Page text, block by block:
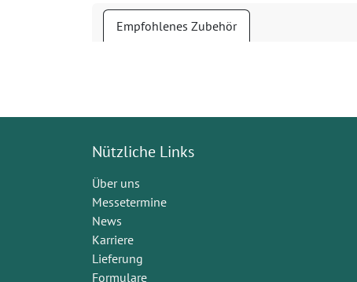
Empfohlenes Zubehör
Nützliche Links
Über uns
Messetermine
News
Karriere
Lieferung
Formulare